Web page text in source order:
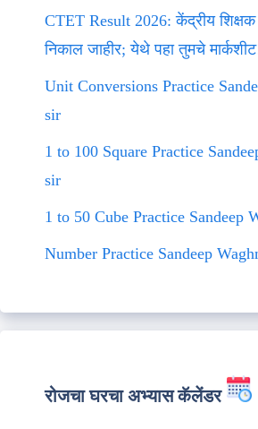
CTET Result 2026: केंद्रीय शिक्षक
निकाल जाहीर; येथे पहा तुमचे
Unit Conversions Practice
sir
1 to 100 Square Practice
sir
1 to 50 Cube Practice Sandeep
Number Practice Sandeep
रोजचा घरचा अभ्यास कॅलेंडर